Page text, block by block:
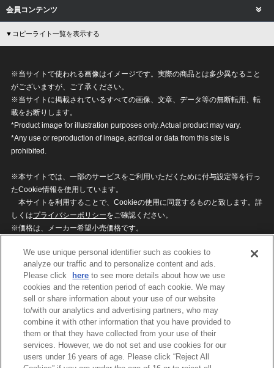
会員コンテンツ
▼コピーライト一覧を表示する
※当サイトで使われる画像はイメージです。実際の商品とは多少異なること
がございますが、ご了承ください。
※当サイトに掲載されているすべての画像、文章、データ等の無断転用、転
載をお断りします。
*Product image for illustration purposes only. Actual product may vary.
*Any use or reproduction of image, acritical or data from this site is
prohibited.
※本サイトでは、一部のサービスをご利用いただくために付与設定等を行っ
たCookie情報を使用しています。
本サイトを利用することで、Cookieの使用に同意するものと致します。詳
しくはプライバシーポリシーをご確認ください。
※価格は、メーカー希望小売価格です。
ざいますのでご了承ください。
privacypolicy
Do Not Sell or Share My
Personal Information
ウェブサイトご利用条件
ソーシャルメディアポリシー
個人情報保護方針
お問い合わせ
We use unique personal identifier such as cookies to
analyze our traffic and to personalize content and ads.
Please click
here to see more details about how we use
cookies and the retention period of each cookie. We may
sell or share information about your use of our website
to/with our analytics and advertising partners, who may
combine it with other information that you have provided to
them or that they have collected from your use of their
services. However, we do not set and use cookies for our
users under 16 years of age. Please click “Reject All